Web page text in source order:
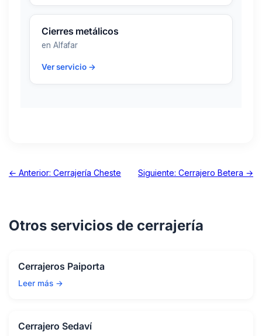
Cierres metálicos
en Alfafar
Ver servicio →
← Anterior: Cerrajería Cheste Siguiente: Cerrajero Betera →
Otros servicios de cerrajería
Cerrajeros Paiporta
Leer más →
Cerrajero Sedaví